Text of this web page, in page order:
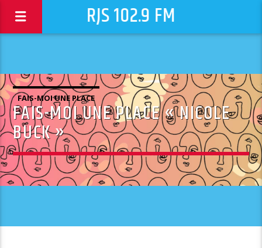
RJS 102.9 FM
FAIS-MOI UNE PLACE
FAIS-MOI UNE PLACE « NICOLE
BUCK »